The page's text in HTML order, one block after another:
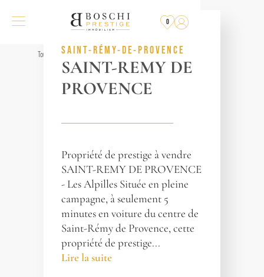
0
Tous les biensSAINT-RÉMY-DE-PROVENCE
SAINT-REMY DE
PROVENCE
Propriété de prestige à vendre
SAINT-REMY DE PROVENCE
- Les Alpilles Située en pleine
campagne, à seulement 5
minutes en voiture du centre de
Saint-Rémy de Provence, cette
propriété de prestige...
Lire la suite